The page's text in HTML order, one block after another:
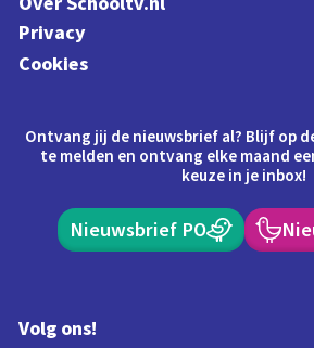
Privacy
Cookies
Ontvang jij de nieuwsbrief al? Blijf op
te melden en ontvang elke maand
keuze in je inbox!
Nieuwsbrief PO
Volg ons!